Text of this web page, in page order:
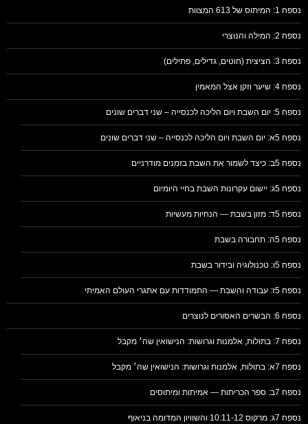
נספח 1: המיתוס של 613 המצוות
נספח 2: המילה והנוצרי
נספח 3: הציצית (חוטים, גדילים, פתילים)
נספח 4: שיער וזקן אצל המאמין
נספח 5: יום השבת ויום הליכה לכנסייה – שני דברים שונים
נספח 5א: יום השבת ויום הליכה לכנסייה – שני דברים שונים
נספח 5ב: כיצד לשמור את השבת בזמנים מודרניים
נספח 5ג: יישום עקרונות השבת בחיי היומיום
נספח 5ד: מזון בשבת — הנחיות מעשיות
נספח 5ה: תחבורה בשבת
נספח 5ו: טכנולוגיה ובידור בשבת
נספח 5ז: עבודה והשבת — התמודדות עם אתגרי העולם האמיתי
נספח 6: הבשרים האסורים לנוצרים
נספח 7: בתולות, אלמנות וגרושות: הנישואין שה׳ מקבל
נספח 7א: בתולות, אלמנות וגרושות: הנישואין שה׳ מקבל
נספח 7ב: ספר הכריתות — אמיתות ומיתוסים
נספח 7ג: מרקוס 10:11-12 והשוויון המדומה בניאוף